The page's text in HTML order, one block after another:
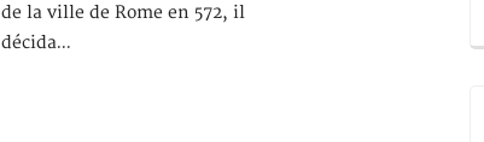
de la ville de Rome en 572, il
décida…